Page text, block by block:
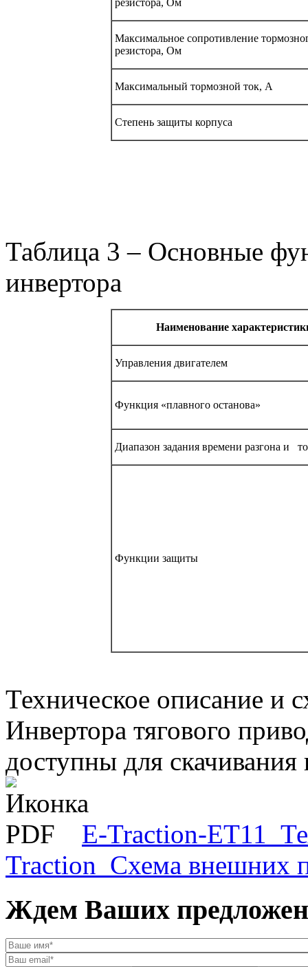
резистора, Ом
Максимальное сопротивление
резистора, Ом
Максимальный тормозной ток, А
Степень защиты корпуса
Таблица 3 – Основные
инвертора
Наименование
Управления двигателем
Функция «плавного останова»
Диапазон задания времени разгона и
Функции защиты
Техническое описание и
Инвертора тягового
доступны для
E-Traction-
Traction_Схема внешних
Ждем Ваших